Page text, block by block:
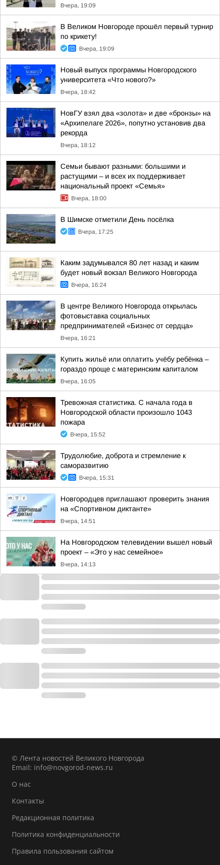
Вчера, 19:09
В Великом Новгороде прошёл первый турнир
по крикету!
Вчера, 19:09
Новый выпуск программы Новгородского
университета «Что нового?»
Вчера, 18:42
НовГУ взял два «золота» и две «бронзы» на
«Архипелаге 2026», попутно установив два
рекорда
Вчера, 18:12
Семьи бывают разными: большими и
растущими – и всех их поддерживает
национальный проект «Семья»
Вчера, 18:00
В Шимске отметили День посёлка
Вчера, 17:25
Каким задумывался 80 лет назад и каким
будет новый вокзал Великого Новгорода
Вчера, 16:24
В центре Великого Новгорода открылась
фотовыставка социальных
предпринимателей «Бизнес от сердца»
Вчера, 16:21
Купить жильё или оплатить учёбу ребёнка –
гораздо проще с материнским капиталом
Вчера, 16:05
Тревожная статистика. С начала года в
Новгородской области произошло 1043
пожара
Вчера, 15:52
Трудолюбие, доброта и стремление к
саморазвитию
Вчера, 15:31
Новгородцев приглашают проверить знания
на «Спортивном диктанте»
Вчера, 14:51
На Новгородском телевидении вышел новый
проект – «Это у нас семейное»
Вчера, 14:13
© Лента новостей Великого Новгорода
Email: info@novgorod-news.ru
О нас
Контакты
Редакционная политика
Политика конфиденциальности
Правила пользования сайтом